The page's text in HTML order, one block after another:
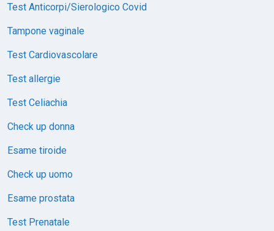
Test Anticorpi/Sierologico Covid
Tampone vaginale
Test Cardiovascolare
Test allergie
Test Celiachia
Check up donna
Esame tiroide
Check up uomo
Esame prostata
Test Prenatale